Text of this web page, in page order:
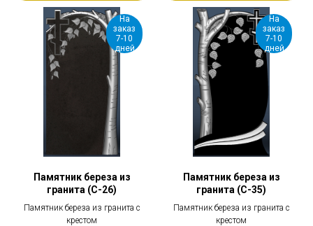
На
заказ
7-10
дней
Памятник береза из
гранита (С-26)
Памятник береза из гранита с
крестом
На
заказ
7-10
дней
Памятник береза из
гранита (С-35)
Памятник береза из гранита с
крестом